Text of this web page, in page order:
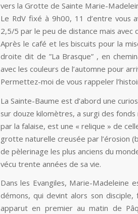
vers la Grotte de Sainte Marie-
Le RdV fixé à 9h00, 11 d’entre vous
2,5/5 par le peu de distance mais avec
Après le café et les biscuits pour la
droite dit de ”La Brasque” , en
avec les couleurs de l’automne pour
Permettez-moi de vous rappeler
La Sainte-Baume est d’abord une
sur douze kilomètres, a surgi des
par la falaise, est une « relique » de
grotte naturelle creusée par l’érosion
de pèlerinage les plus anciens du
vécu trente années de sa vie.
Dans les Evangiles, Marie-
démons, qui devint alors son
apparut en premier au matin de